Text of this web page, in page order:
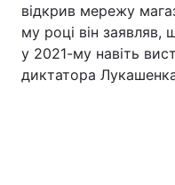
відкрив мережу
му році він заявляв,
у 2021-му навіть
диктатора